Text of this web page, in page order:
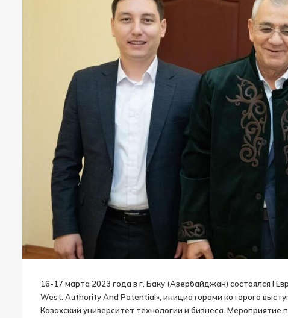
16-17 марта 2023 года в г. Баку (Азербайджан) состоялся I
West: Authority And Potential», инициаторами которого
Казахский университет технологии и бизнеса.